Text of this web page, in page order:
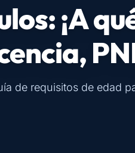
¡A
de requisitos de edad